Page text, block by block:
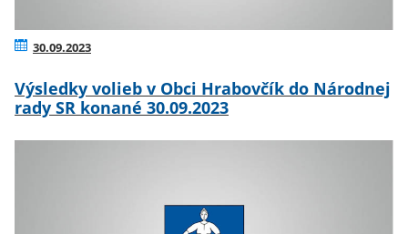
30.09.2023
Výsledky volieb v Obci Hrabovčík do Národnej
rady SR konané 30.09.2023